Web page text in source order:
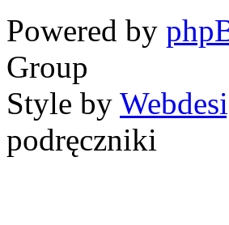
Powered by
Group
Style by
podręczniki